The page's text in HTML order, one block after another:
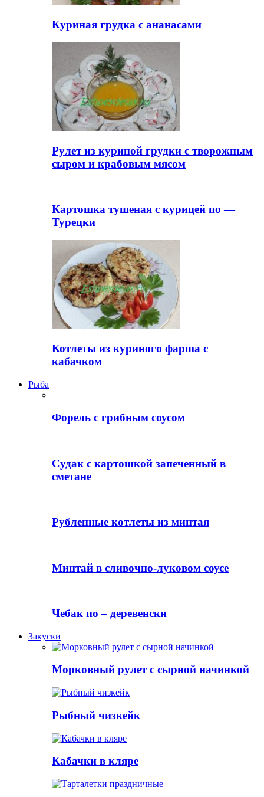
Куриная грудка с ананасами
Рулет из куриной грудки с творожным
сыром и крабовым мясом
Картошка тушеная с курицей по —
Турецки
Котлеты из куриного фарша с
кабачком
Рыба
Форель с грибным соусом
Судак с картошкой запеченный в
сметане
Рубленные котлеты из минтая
Минтай в сливочно-луковом соусе
Чебак по – деревенски
Закуски
Морковный рулет с сырной начинкой
Рыбный чизкейк
Кабачки в кляре